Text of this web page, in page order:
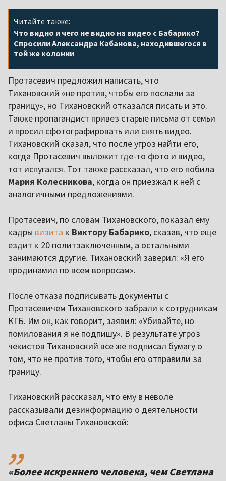
Читайте также:
Что видно и чего не видно на видео с Бабарико?
Спросили Александра Кабанова, находившегося в
той же колонии
Протасевич предложил написать, что
Тихановский «не против, чтобы его послали за
границу», но Тихановский отказался писать и это.
Также пропагандист привез старые письма от семьи
и просил сфотографировать или снять видео.
Тихановский сказал, что после угроз найти его,
когда Протасевич выложит где-то фото и видео,
тот испугался. Тот также рассказал, что его побила
Мария Колесникова, когда он приезжал к ней с
аналогичными предложениями.
Протасевич, по словам Тихановского, показал ему
кадры визита к Виктору Бабарико, сказав, что еще
ездит к 20 политзаключенным, а остальными
занимаются другие. Тихановский заверил: «Я его
продинамил по всем вопросам».
После отказа подписывать документы с
Протасевичем Тихановского забрали к сотрудникам
КГБ. Им он, как говорит, заявил: «Убивайте, но
помилования я не подпишу». В результате угроз
чекистов Тихановский все же подписал бумагу о
том, что не против того, чтобы его отправили за
границу.
Тихановский рассказал, что ему в неволе
рассказывали дезинформацию о деятельности
офиса Светланы Тихановской:
,,
«Более искреннего человека, чем Светлана